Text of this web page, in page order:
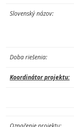
Slovenský názov:
Doba riešenia:
Koordinátor projektu: